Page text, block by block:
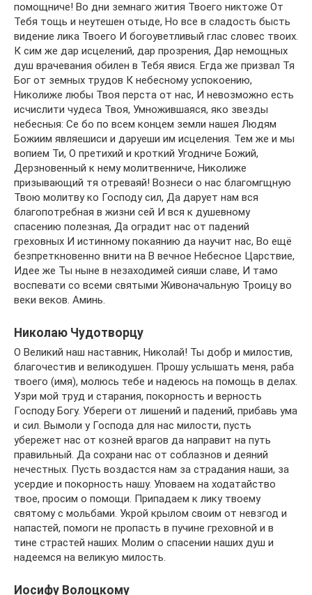
помощниче! Во дни земнаго жития Твоего никтоже От
Тебя тощь и неутешен отыде, Но все в сладость бысть
видение лика Твоего И богоуветливый глас словес твоих.
К сим же дар исцелений, дар прозрения, Дар немощных
душ врачевания обилен в Тебя явися. Егда же призвал Тя
Бог от земных трудов К небесному успокоению,
Николиже любы Твоя перста от нас, И невозможно есть
исчислити чудеса Твоя, Умножившаяся, яко звезды
небесныя: Се бо по всем концем земли нашея Людям
Божиим являешиси и даруеши им исцеления. Тем же и мы
вопием Ти, О претихий и кроткий Угодниче Божий,
Дерзновенный к нему молитвенниче, Николиже
призывающий тя отреваяй! Вознеси о нас благомгщную
Твою молитву ко Господу сил, Да дарует нам вся
благопотребная в жизни сей И вся к душевному
спасению полезная, Да оградит нас от падений
греховных И истинному покаянию да научит нас, Во ещё
безпреткновенно внити на В вечное Небесное Царствие,
Идее же Ты ныне в незаходимей сияши славе, И тамо
воспевати со всеми святыми Живоначальную Троицу во
веки веков. Аминь.
Николаю Чудотворцу
О Великий наш наставник, Николай! Ты добр и милостив,
благочестив и великодушен. Прошу услышать меня, раба
твоего (имя), молюсь тебе и надеюсь на помощь в делах.
Узри мой труд и старания, покорность и верность
Господу Богу. Убереги от лишений и падений, прибавь ума
и сил. Вымоли у Господа для нас милости, пусть
убережет нас от козней врагов да направит на путь
правильный. Да сохрани нас от соблазнов и деяний
нечестных. Пусть воздастся нам за страдания наши, за
усердие и покорность нашу. Уповаем на ходатайство
твое, просим о помощи. Припадаем к лику твоему
святому с мольбами. Укрой крылом своим от невзгод и
напастей, помоги не пропасть в пучине греховной и в
тине страстей наших. Молим о спасении наших душ и
надеемся на великую милость.
Иосифу Волоцкому